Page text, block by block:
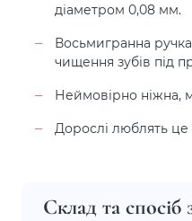
діаметром 0,08 мм.
Восьмигранна
чищення зубів під
Неймовірно ніжна,
Дорослі люблять це
Склад та спосіб